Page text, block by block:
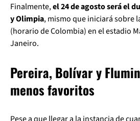
Finalmente,el 24 de agosto será el
y Olimpia, mismo que iniciará sobre
(horario de Colombia) en el estadio
Janeiro.
Pereira, Bolívar y
menos favoritos
Pese a que llegar a la instancia de